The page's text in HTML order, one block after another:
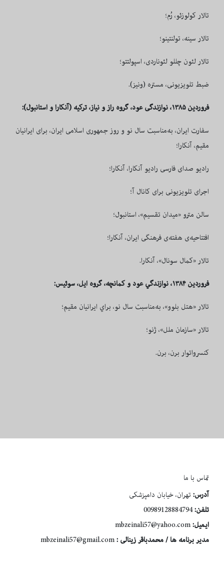
تالار کولوزئو، رُم؛
تالار سینه، تولنتینو؛
تالار لئون چللو لئوناردی، اسپولتتو؛
ضبط تلویزیونی، مستره (ونیز).
فروردین ۱۳۸۵، نوازندگی عود، گروه راز و نياز، تركيه (آنكارا و استانبول):
سفارت ایران، به‌مناسبت سال نو و روز جمهوری اسلامی ایران، برای ایرانیان
مقیم، آنکارا؛
رادیو صدای فارسی رادیو آنکارا، آنکارا؛
اجرای تلویزیونی برای کانال آ؛
سالن مترو «میدان تقسیم»، استانبول؛
افتتاحیه‌ی هفته‌ی فرهنگی ایران، آنکارا؛
تالار «کمال سونال»، آنکارا.
فروردین ۱۳۸۴، نوازندگي عود و كمانچه، گروه ايل، سوئيس :
تالار «هتل بلوو»، به‌مناسبت سال نو، براي ايرانيان مقیم؛
تالار «سازمان ملل»، ژنو؛
كنسرواتوار برن، برن.
تماس با ما
آدرس: تهران، خیابان دامپزشکی
تلفن:00989128884794
ایمیل:mbzeinali57@yahoo.com
مدیر برنامه ها / محمدباقر زینالی :mbzeinali57@gmail.com